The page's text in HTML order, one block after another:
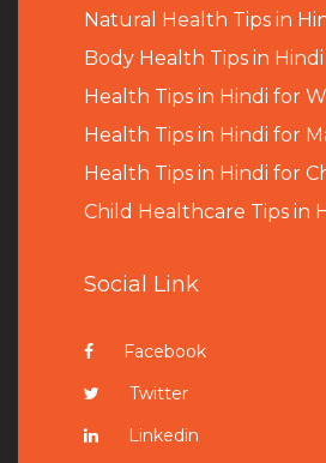
Natural Health Tips in
Body Health Tips in Hindi
Health Tips in Hindi for
Health Tips in Hindi for
Health Tips in Hindi for
Child Healthcare Tips in
Social Link
Facebook
Twitter
Linkedin